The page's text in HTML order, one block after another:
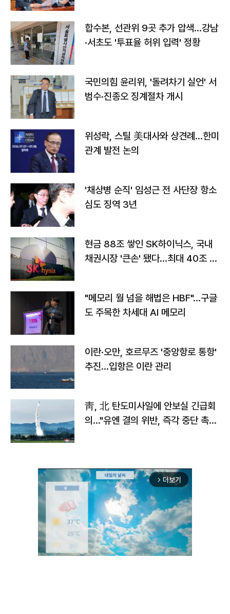
합수본, 선관위 9곳 추가 압색…강남
·서초도 '투표율 허위 입력' 정황
국민의힘 윤리위, '돌려차기 실언' 서
범수·진종오 징계절차 개시
위성락, 스틸 美대사와 상견례…한미
관계 발전 논의
'채상병 순직' 임성근 전 사단장 항소
심도 징역 3년
현금 88조 쌓인 SK하이닉스, 국내
채권시장 '큰손' 됐다…최대 40조 투
"메모리 월 넘을 해법은 HBF"…구글
도 주목한 차세대 AI 메모리
이란·오만, 호르무즈 '중앙항로 통항'
추진…입항은 이란 관리
靑, 北 탄도미사일에 안보실 긴급회
의…"유엔 결의 위반, 즉각 중단 촉
arrow_forward_ios 더보기